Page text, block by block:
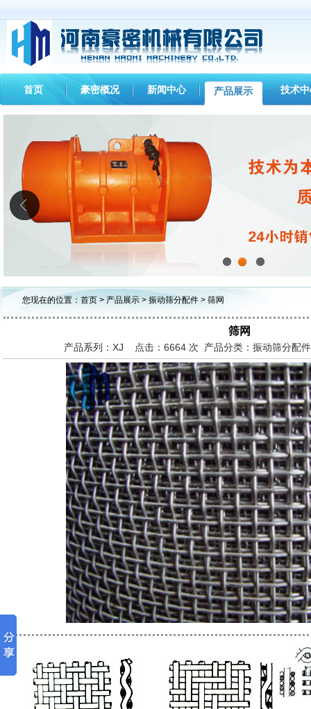
首页 豪密概况 新闻中心 产品展示 技术
您现在的位置： 首页 > 产品展示 > 振动筛分配件 > 筛网
筛网
产品系列：XJ 点击： 6664 次 产品分类：振动筛分配